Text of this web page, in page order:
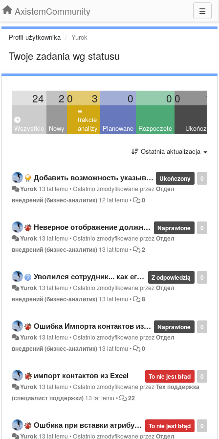
AxistemCommunity
Profil użytkownika Yurok
Twoje zadania wg statusu
24 2 0 3 0 0 0 14
Wszystkie Nowy
w
trakcie
analizy
Planowane Rozpoczęte Ukończony
Ostatnia aktualizacja
0
Ukończony
Добавить возможность указывать отдел для контактного лица
Yurok 13 lat temu •Ostatnio zmodyfikowane przezОтдел
внедрений (бизнес-аналитик) 12 lat temu • 0
0
Naprawione
Неверное отображение должности в режиме добавления праздников.
Yurok 13 lat temu •Ostatnio zmodyfikowane przezОтдел
внедрений (бизнес-аналитик) 13 lat temu • 2
0
Z odpowiedzią
Уволился сотрудник... как его перенести в другую компаню?
Yurok 13 lat temu •Ostatnio zmodyfikowane przezОтдел
внедрений (бизнес-аналитик) 13 lat temu • 8
0
Naprawione
Ошибка Импорта контактов из Outlook
Yurok 13 lat temu •Ostatnio zmodyfikowane przezОтдел
внедрений (бизнес-аналитик) 13 lat temu • 0
0
To nie jest błąd
импорт контактов из Excel
Yurok 13 lat temu •Ostatnio zmodyfikowane przezТех поддержка
(специалист поддержки) 13 lat temu • 22
0
To nie jest błąd
Ошбика при вставки атрибута в шаблон Word 2010
Yurok 13 lat temu •Ostatnio zmodyfikowane przezОтдел